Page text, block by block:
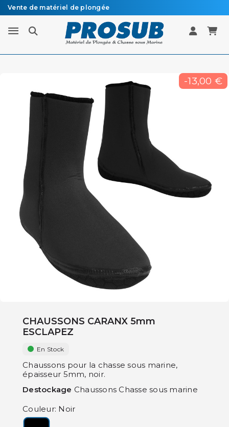
Vente de matériel de plongée
Livraison sous 48h à 72h en colissimo recommandé
-13,00 €
CHAUSSONS CARANX 5mm
ESCLAPEZ
En Stock
Chaussons pour la chasse sous marine,
épaisseur 5mm, noir.
Destockage Chaussons Chasse sous marine
Couleur: Noir
Noir